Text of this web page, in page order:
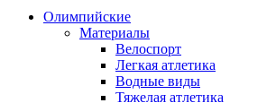
Олимпийские
Материалы
Велоспорт
Легкая атлетика
Водные виды
Тяжелая атлетика